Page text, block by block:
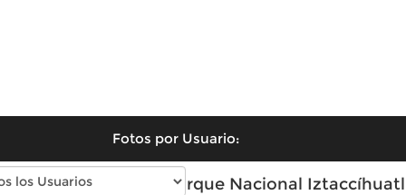
Fotos por Usuario:
Fotos modernas de Parque Nacional Iztaccíhuatl